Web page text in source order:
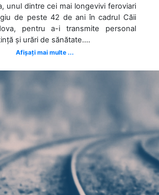
unul dintre cei mai longevivi feroviari
de peste 42 de ani în cadrul Căii
pentru a-i transmite personal
și urări de sănătate....
Afișați mai multe ...